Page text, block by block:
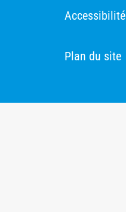
Accessibilité
Plan du site